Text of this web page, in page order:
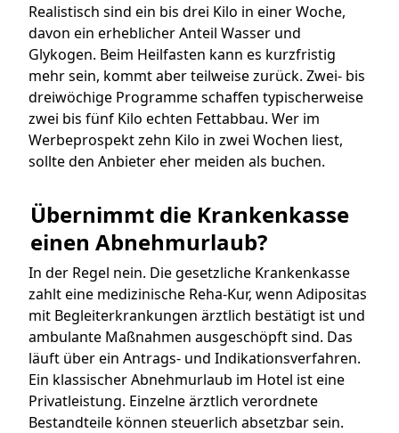
Realistisch sind ein bis drei Kilo in einer Woche,
davon ein erheblicher Anteil Wasser und
Glykogen. Beim Heilfasten kann es kurzfristig
mehr sein, kommt aber teilweise zurück. Zwei- bis
dreiwöchige Programme schaffen typischerweise
zwei bis fünf Kilo echten Fettabbau. Wer im
Werbeprospekt zehn Kilo in zwei Wochen liest,
sollte den Anbieter eher meiden als buchen.
Übernimmt die Krankenkasse
einen Abnehmurlaub?
In der Regel nein. Die gesetzliche Krankenkasse
zahlt eine medizinische Reha-Kur, wenn Adipositas
mit Begleiterkrankungen ärztlich bestätigt ist und
ambulante Maßnahmen ausgeschöpft sind. Das
läuft über ein Antrags- und Indikationsverfahren.
Ein klassischer Abnehmurlaub im Hotel ist eine
Privatleistung. Einzelne ärztlich verordnete
Bestandteile können steuerlich absetzbar sein.